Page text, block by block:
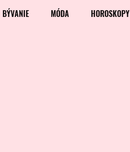
BÝVANIE MÓDA HOROSKOPY